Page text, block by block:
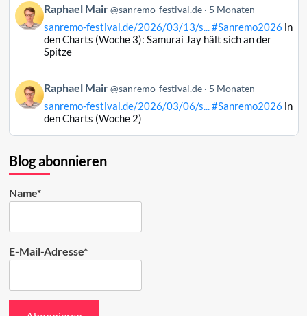
Bluesky
ansehen
Beitrag
von
Raphael
ansehen
Raphael Mair @sanremo-festival.de 5 Monaten
sanremo-festival.de/2026/03/13/s...#Sanremo2026 in
den Charts (Woche 3): Samurai Jay hält sich an der
Spitze
Beitrag
von
Raphael
Bluesky
ansehen
Raphael Mair @sanremo-festival.de 5 Monaten
sanremo-festival.de/2026/03/06/s...#Sanremo2026 in
den Charts (Woche 2)
Blog abonnieren
Name*
E-Mail-Adresse*